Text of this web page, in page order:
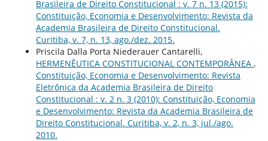
Brasileira de Direito Constitucional : v. 7 n. 13 (2015):
Constituição, Economia e Desenvolvimento: Revista da
Academia Brasileira de Direito Constitucional.
Curitiba, v. 7, n. 13, ago./dez. 2015.
Priscila Dalla Porta Niederauer Cantarelli,
HERMENÊUTICA CONSTITUCIONAL CONTEMPORÂNEA ,
Constituição, Economia e Desenvolvimento: Revista
Eletrônica da Academia Brasileira de Direito
Constitucional : v. 2 n. 3 (2010): Constituição, Economia
e Desenvolvimento: Revista da Academia Brasileira de
Direito Constitucional. Curitiba, v. 2, n. 3, jul./ago.
2010.